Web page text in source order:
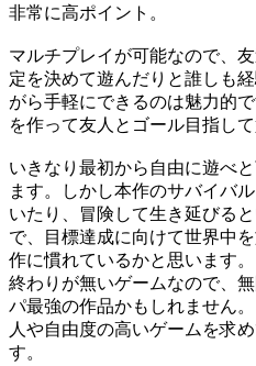
非常に高ポイント。
マルチプレイが可能なので、
定を決めて遊んだりと誰しも
がら手軽にできるのは魅力的
を作って友人とゴール目指し
いきなり最初から自由に遊べ
ます。しかし本作のサバイバ
いたり、冒険して生き延びる
で、目標達成に向けて世界中
作に慣れているかと思います。
終わりが無いゲームなので、
パ最強の作品かもしれません
人や自由度の高いゲームを求
す。